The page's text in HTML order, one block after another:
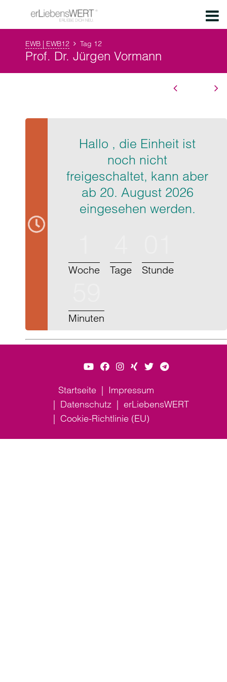
EWB | EWB12 Tag 12
Prof. Dr. Jürgen Vormann
Hallo , die Einheit ist
noch nicht
freigeschaltet, kann aber
ab 20. August 2026
eingesehen werden.
Woche Tage Stunde
Minuten
Startseite
Impressum
Datenschutz
erLiebensWERT
Cookie-Richtlinie (EU)